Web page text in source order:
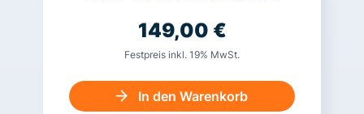
149,00 €
Festpreis inkl. 19% MwSt.
In den Warenkorb